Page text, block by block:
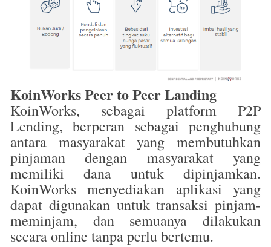
KoinWorks Peer to Peer Landing
KoinWorks, sebagai platform P2P
Lending, berperan sebagai penghubung
antara masyarakat yang membutuhkan
pinjaman dengan masyarakat yang
memiliki dana untuk dipinjamkan.
KoinWorks menyediakan aplikasi yang
dapat digunakan untuk transaksi pinjam-
meminjam, dan semuanya dilakukan
secara online tanpa perlu bertemu.